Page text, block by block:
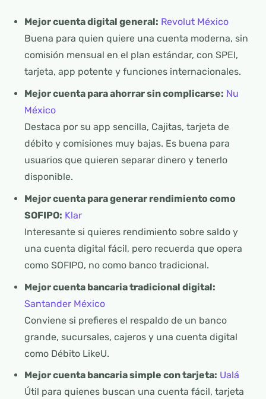
Mejor cuenta digital general: Revolut México
Buena para quien quiere una cuenta moderna, sin
comisión mensual en el plan estándar, con SPEI,
tarjeta, app potente y funciones internacionales.
Mejor cuenta para ahorrar sin complicarse: Nu
México
Destaca por su app sencilla, Cajitas, tarjeta de
débito y comisiones muy bajas. Es buena para
usuarios que quieren separar dinero y tenerlo
disponible.
Mejor cuenta para generar rendimiento como
SOFIPO: Klar
Interesante si quieres rendimiento sobre saldo y
una cuenta digital fácil, pero recuerda que opera
como SOFIPO, no como banco tradicional.
Mejor cuenta bancaria tradicional digital:
Santander México
Conviene si prefieres el respaldo de un banco
grande, sucursales, cajeros y una cuenta digital
como Débito LikeU.
Mejor cuenta bancaria simple con tarjeta: Ualá
Útil para quienes buscan una cuenta fácil, tarjeta